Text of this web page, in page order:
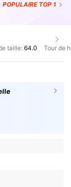
POPULAIRE TOP 1
taille: 64.0 Tour de